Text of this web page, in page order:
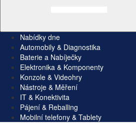
Nabídky dne
Automobily & Diagnostika
Baterie a Nabíječky
Elektronika & Komponenty
Konzole & Videohry
Nástroje & Měření
IT & Konektivita
Pájení & Reballing
Mobilní telefony & Tablety